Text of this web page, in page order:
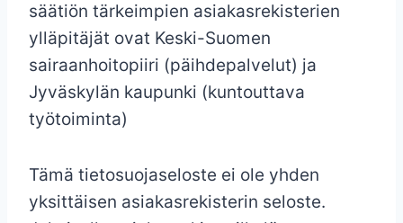
säätiön tärkeimpien asiakasrekisterien
ylläpitäjät ovat Keski-Suomen
sairaanhoitopiiri (päihdepalvelut) ja
Jyväskylän kaupunki (kuntouttava
työtoiminta)
Tämä tietosuojaseloste ei ole yhden
yksittäisen asiakasrekisterin seloste.